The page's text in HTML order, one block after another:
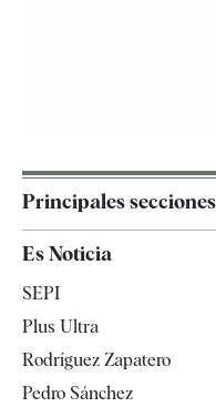
Principales secciones
Televisión
Es Noticia
SEPI
Plus Ultra
Rodríguez Zapatero
Pedro Sánchez